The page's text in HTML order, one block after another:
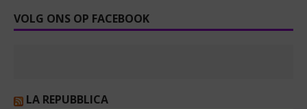
VOLG ONS OP FACEBOOK
LA REPUBBLICA